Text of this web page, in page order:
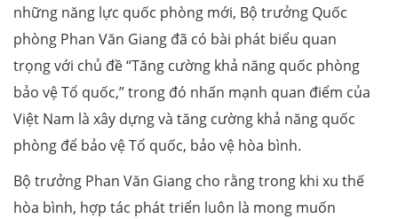
những năng lực quốc phòng mới, Bộ trưởng Quốc
phòng Phan Văn Giang đã có bài phát biểu quan
trọng với chủ đề “Tăng cường khả năng quốc phòng
bảo vệ Tổ quốc,” trong đó nhấn mạnh quan điểm của
Việt Nam là xây dựng và tăng cường khả năng quốc
phòng để bảo vệ Tổ quốc, bảo vệ hòa bình.
Bộ trưởng Phan Văn Giang cho rằng trong khi xu thế
hòa bình, hợp tác phát triển luôn là mong muốn